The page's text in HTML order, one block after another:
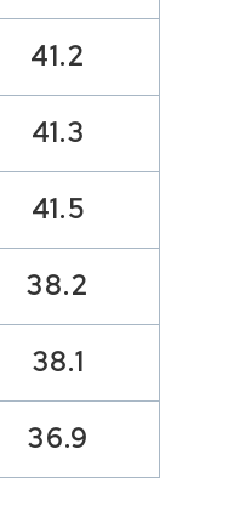
41.2
41.3
41.5
38.2
38.1
36.9